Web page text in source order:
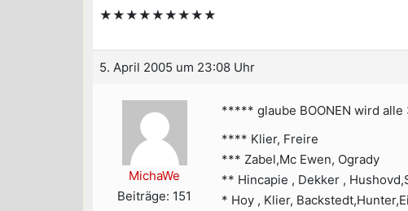
★★★★★★★★★
5. April 2005 um 23:08 Uhr
MichaWe
Beiträge: 151
***** glaube BOONEN wird
**** Klier, Freire
*** Zabel,Mc Ewen, Ogrady
** Hincapie , Dekker ,
* Hoy , Klier,